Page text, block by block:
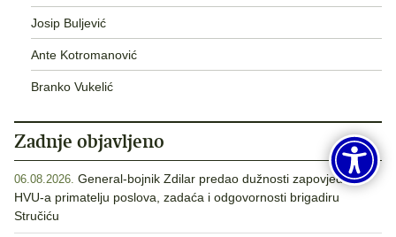
Josip Buljević
Ante Kotromanović
Branko Vukelić
Zadnje objavljeno
06.08.2026. General-bojnik Zdilar predao dužnosti zapovjednika
HVU-a primatelju poslova, zadaća i odgovornosti brigadiru
Stručiću